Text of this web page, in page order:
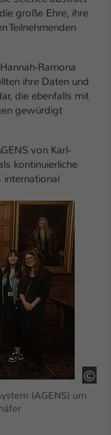
(AGENS) um
große Ehre, ihre
Teilnehmenden
Ramona
ihre Daten und
die ebenfalls mit
gewürdigt
von Karl-
kontinuierliche
international
eine zufällig
hat.
im Fall
Session-ID. So
es wird ihm